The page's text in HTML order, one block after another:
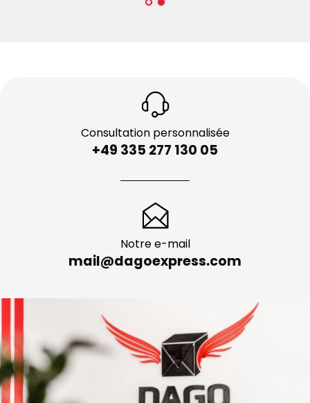
+49 335 277 130 05
mail@dagoexpress.com